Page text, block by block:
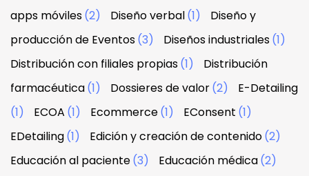
apps móviles(2) Diseño verbal(1)
Diseño y
producción de Eventos(3) Diseños industriales(1)
Distribución con filiales propias(1)
Distribución
farmacéutica(1) Dossieres de valor(2)
E-Detailing
(1)
ECOA (1) Ecommerce(1) EConsent (1)
EDetailing(1) Edición y creación de contenido(2)
Educación al paciente(3) Educación médica(2)